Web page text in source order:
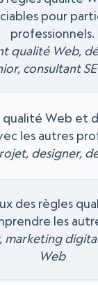
pour
professionnels.
qualité Web,
consultant
Web et
les autres
designer,
des règles
les
marketing
Web